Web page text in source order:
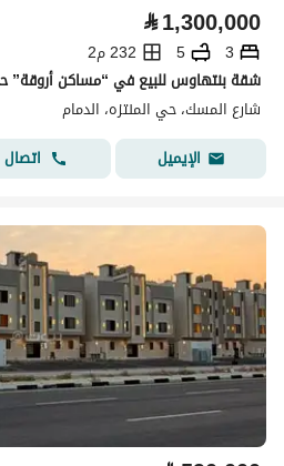
⃁1,300,000
3
5
232 م2
شقة بنتهاوس للبيع في “مساكن أروقة”
شارع المسك، حي المنتزه، الدمام
الإيميل
اتصال